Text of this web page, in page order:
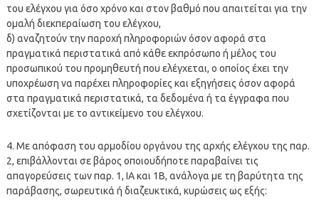
του ελέγχου για όσο χρόνο και στον βαθμό που απαιτείται για την
ομαλή διεκπεραίωση του ελέγχου,
δ) αναζητούν την παροχή πληροφοριών όσον αφορά στα
πραγματικά περιστατικά από κάθε εκπρόσωπο ή μέλος του
προσωπικού του προμηθευτή που ελέγχεται, ο οποίος έχει την
υποχρέωση να παρέχει πληροφορίες και εξηγήσεις όσον αφορά
στα πραγματικά περιστατικά, τα δεδομένα ή τα έγγραφα που
σχετίζονται με το αντικείμενο του ελέγχου.
4. Με απόφαση του αρμοδίου οργάνου της αρχής ελέγχου της παρ.
2, επιβάλλονται σε βάρος οποιουδήποτε παραβαίνει τις
απαγορεύσεις των παρ. 1, ΙΑ και 1Β, ανάλογα με τη βαρύτητα της
παράβασης, σωρευτικά ή διαζευκτικά, κυρώσεις ως εξής: